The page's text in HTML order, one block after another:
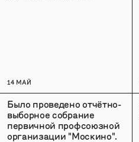
14 МАЙ
Было проведено отчётно-
выборное собрание
первичной профсоюзной
организации "Москино".